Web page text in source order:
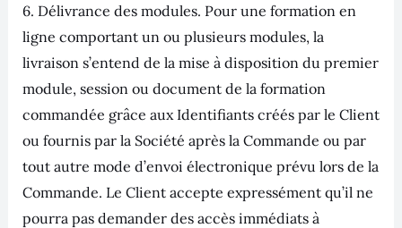
6. Délivrance des modules. Pour une formation en
ligne comportant un ou plusieurs modules, la
livraison s’entend de la mise à disposition du premier
module, session ou document de la formation
commandée grâce aux Identifiants créés par le Client
ou fournis par la Société après la Commande ou par
tout autre mode d’envoi électronique prévu lors de la
Commande. Le Client accepte expressément qu’il ne
pourra pas demander des accès immédiats à